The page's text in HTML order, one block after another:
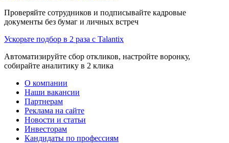
Проверяйте сотрудников и подписывайте кадровые
документы без бумаг и личных встреч
Ускорьте подбор в 2 раза с Talantix
Автоматизируйте сбор откликов, настройте воронку,
собирайте аналитику в 2 клика
О компании
Наши вакансии
Партнерам
Реклама на сайте
Новости и статьи
Инвесторам
Кандидаты по профессиям